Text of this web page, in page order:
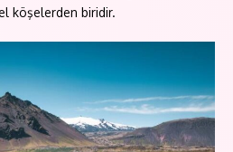
köşelerden biridir.